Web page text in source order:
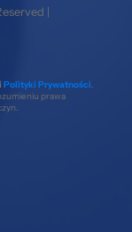
|
Polityki Prywatności.
prawa